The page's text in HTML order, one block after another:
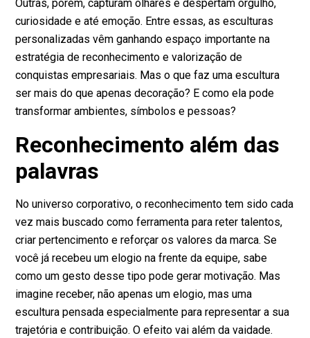
Outras, porém, capturam olhares e despertam orgulho,
curiosidade e até emoção. Entre essas, as esculturas
personalizadas vêm ganhando espaço importante na
estratégia de reconhecimento e valorização de
conquistas empresariais. Mas o que faz uma escultura
ser mais do que apenas decoração? E como ela pode
transformar ambientes, símbolos e pessoas?
Reconhecimento além das
palavras
No universo corporativo, o reconhecimento tem sido cada
vez mais buscado como ferramenta para reter talentos,
criar pertencimento e reforçar os valores da marca. Se
você já recebeu um elogio na frente da equipe, sabe
como um gesto desse tipo pode gerar motivação. Mas
imagine receber, não apenas um elogio, mas uma
escultura pensada especialmente para representar a sua
trajetória e contribuição. O efeito vai além da vaidade.